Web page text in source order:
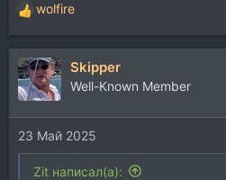
Р
е
а
к
ц
и
и
:
wolfire
Skipper
Well-Known Member
23 Май 2025
Zit написал(а):